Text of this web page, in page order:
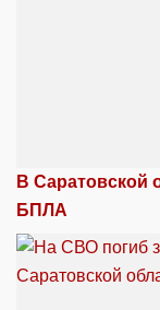
В Саратовской
БПЛА